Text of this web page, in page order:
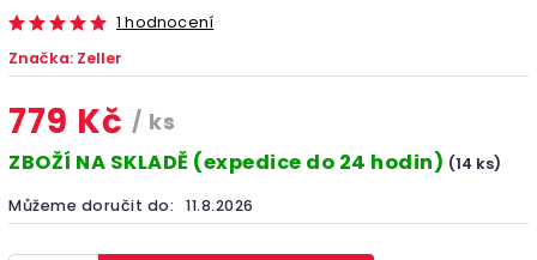
1 hodnocení
Značka: Zeller
779 Kč / ks
ZBOŽÍ NA SKLADĚ (expedice do 24 hodin) (14 ks)
Můžeme doručit do: 11.8.2026